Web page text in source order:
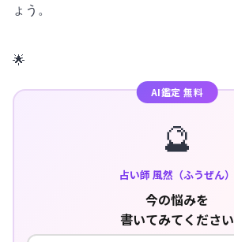
ょう。
🌟
AI鑑定 無料
🔮
占い師 風然（ふうぜん）
今の悩みを
書いてみてください